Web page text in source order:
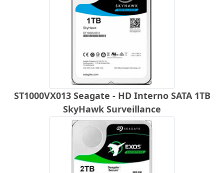
ST1000VX013 Seagate - HD Interno SATA 1TB
SkyHawk Surveillance